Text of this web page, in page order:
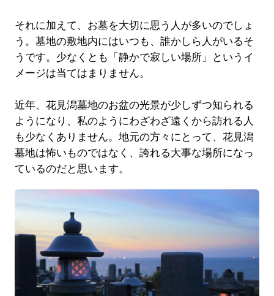
それに加えて、お墓を大切に思う人が多いのでしょ
う。墓地の敷地内にはいつも、誰かしら人がいるそ
うです。少なくとも「静かで寂しい場所」というイ
メージは当てはまりません。
近年、花見潟墓地のお盆の光景が少しずつ知られる
ようになり、私のようにわざわざ遠くから訪れる人
も少なくありません。地元の方々にとって、花見潟
墓地は怖いものではなく、誇れる大事な場所になっ
ているのだと思います。